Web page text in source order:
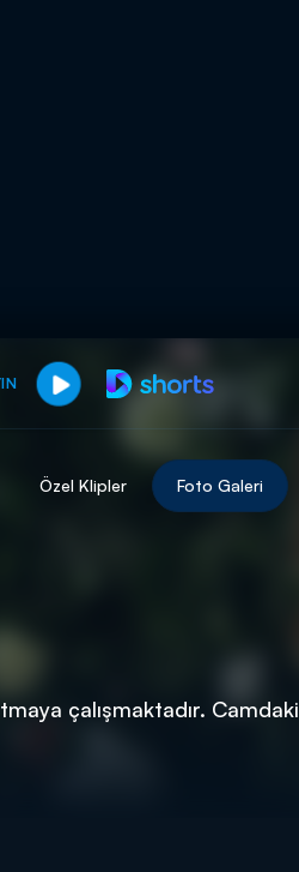
ikili
Özel Klipler Foto Galeri
çalışmaktadır. Camdaki